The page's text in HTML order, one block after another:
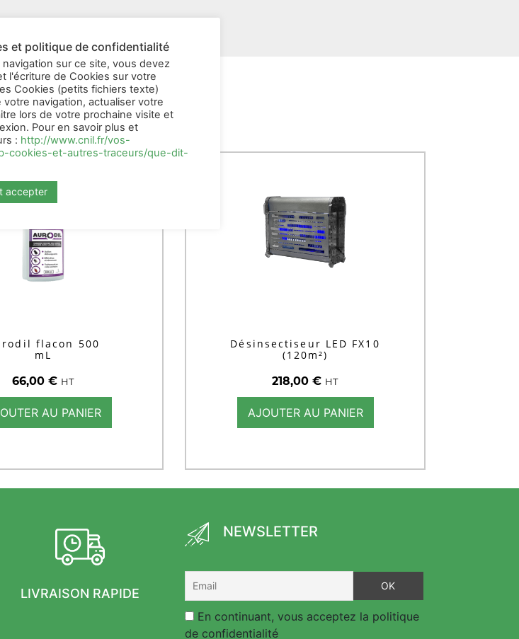
apparentés
flacon 500
mL
66,00€ HT
AU PANIER
Désinsectiseur LED FX10
(120m²)
218,00€ HT
AJOUTER AU PANIER
LIVRAISON RAPIDE
NEWSLETTER
En continuant, vous acceptez la politique
de confidentialité
et politique de confidentialité
sur ce site, vous devez
l'écriture de Cookies sur votre
Cookies (petits fichiers texte)
navigation, actualiser votre
lors de votre prochaine visite et
Pour en savoir plus et
: http://www.cnil.fr/vos-
cookies-et-autres-traceurs/que-dit-
accepter